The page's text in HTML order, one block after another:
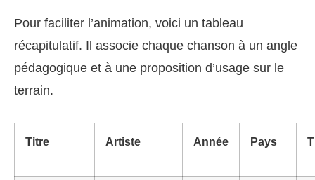
Pour faciliter l’animation, voici un tableau
récapitulatif. Il associe chaque chanson à un angle
pédagogique et à une proposition d’usage sur le
terrain.
Titre Artiste Année Pays